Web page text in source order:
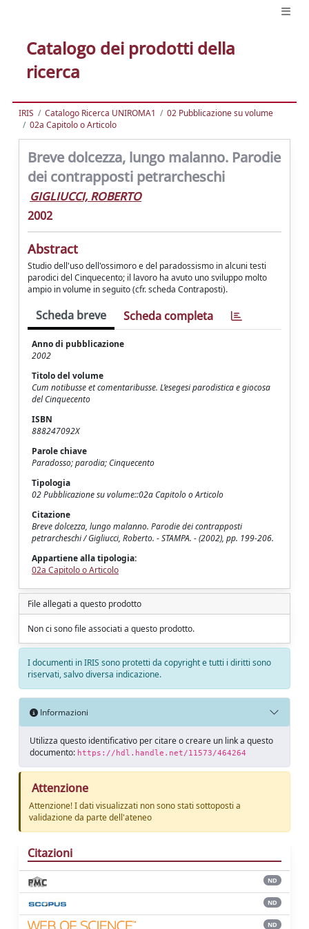
Catalogo dei prodotti della
ricerca
IRIS Catalogo Ricerca UNIROMA1
02 Pubblicazione su volume
02a Capitolo o Articolo
Breve dolcezza, lungo malanno. Parodie
dei contrapposti petrarcheschi
GIGLIUCCI, ROBERTO
2002
Abstract
Studio dell'uso dell'ossimoro e del paradossismo in alcuni testi
parodici del Cinquecento; il lavoro ha avuto uno sviluppo molto
ampio in volume in seguito (cfr. scheda Contraposti).
Scheda breve Scheda completa
Anno di pubblicazione
2002
Titolo del volume
Cum notibusse et comentaribusse. L’esegesi parodistica e giocosa
del Cinquecento
ISBN
888247092X
Parole chiave
Paradosso; parodia; Cinquecento
Tipologia
02 Pubblicazione su volume::02a Capitolo o Articolo
Citazione
Breve dolcezza, lungo malanno. Parodie dei contrapposti
petrarcheschi / Gigliucci, Roberto. - STAMPA. - (2002), pp. 199-206.
Appartiene alla tipologia:
02a Capitolo o Articolo
File allegati a questo prodotto
Non ci sono file associati a questo prodotto.
I documenti in IRIS sono protetti da copyright e tutti i diritti sono
riservati, salvo diversa indicazione.
Informazioni
Utilizza questo identificativo per citare o creare un link a questo
documento: https://hdl.handle.net/11573/464264
Attenzione
Attenzione! I dati visualizzati non sono stati sottoposti a
validazione da parte dell'ateneo
Citazioni
ND
ND
ND